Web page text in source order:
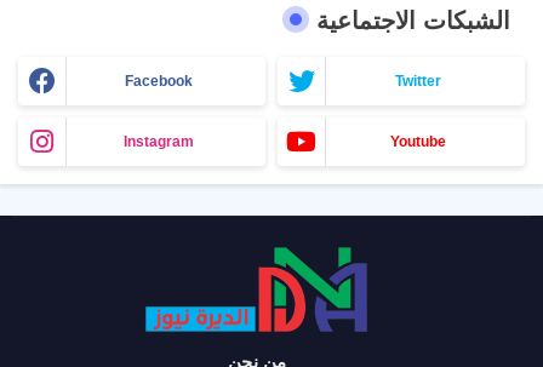
الشبكات الاجتماعية
Facebook Twitter
Instagram Youtube
من نحن